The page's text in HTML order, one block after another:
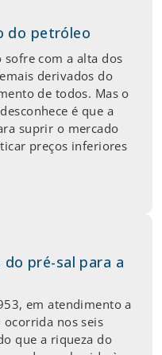
do petróleo
com a alta dos
derivados do
de todos. Mas o
é que a
suprir o mercado
preços inferiores
pré-sal para a
em atendimento a
nos seis
que a riqueza do